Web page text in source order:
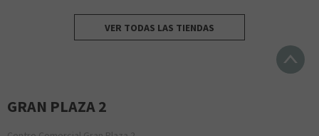
VER TODAS LAS TIENDAS
GRAN PLAZA 2